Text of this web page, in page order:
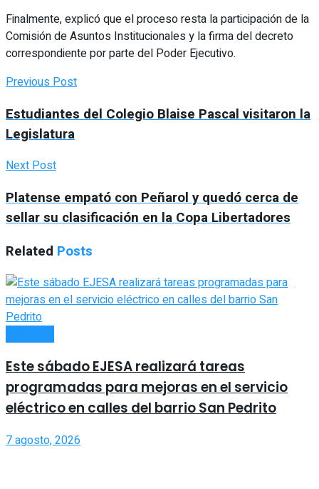
Finalmente, explicó que el proceso resta la participación de la
Comisión de Asuntos Institucionales y la firma del decreto
correspondiente por parte del Poder Ejecutivo.
Previous Post
Estudiantes del Colegio Blaise Pascal visitaron la
Legislatura
Next Post
Platense empató con Peñarol y quedó cerca de
sellar su clasificación en la Copa Libertadores
Related Posts
Este sábado EJESA realizará tareas
programadas para mejoras en el servicio
eléctrico en calles del barrio San Pedrito
7 agosto, 2026